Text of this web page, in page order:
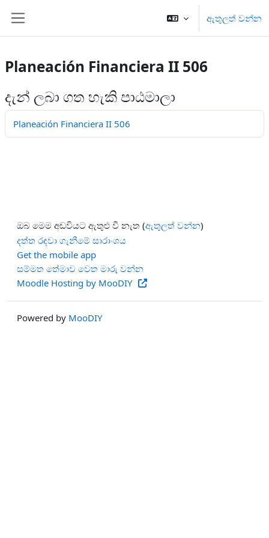
ඇතුලත් වන්න
Planeación Financiera II 506
දැන් ලබා ගත හැකි පාඨමාලා
Planeación Financiera II 506
ඔබ මෙම අඩවියට ඇතුළු වී නැත (ඇතුලත් වන්න)
දත්ත රඳවා ගැනීමේ සාරාංශය
Get the mobile app
සම්මත තේමාව වෙත මාරු වන්න
Moodle Hosting by MooDIY
Powered by MooDIY